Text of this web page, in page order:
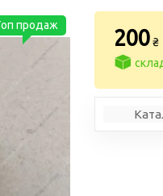
продаж
200 ₴